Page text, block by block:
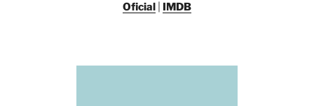
Oficial
IMDB